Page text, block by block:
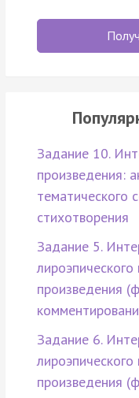
Задание 10.
произведения:
тематического
стихотворения
Задание 5.
произведения
Задание 6.
произведения